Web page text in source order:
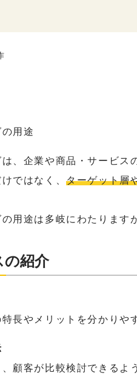
用途
、企業や商品・サービ
ではなく、ターゲット層
用途は多岐にわたります
の紹介
長やメリットを分かり
顧客が比較検討できるよ